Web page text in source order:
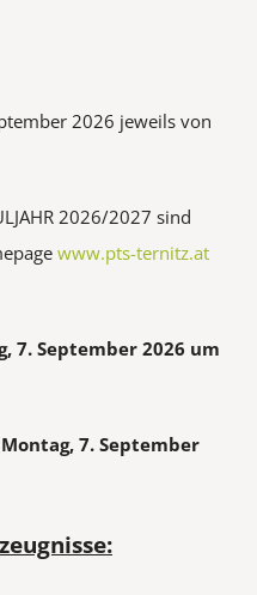
2026 jeweils von
2026/2027 sind
www.pts-ternitz.at
7. September 2026 um
7. September